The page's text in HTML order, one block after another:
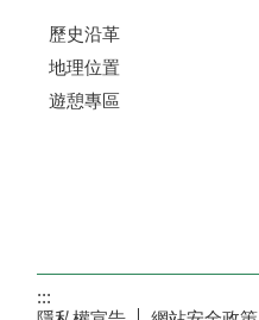
歷史沿革
地理位置
遊憩專區
:::